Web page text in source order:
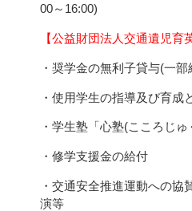
00～16:00)
【公益財団法人交通遺児育
・奨学金の無利子貸与(一部
・使用学生の指導及び育成
・学生塾「心塾(こころじ
・修学支援金の給付
・交通安全推進運動への協
演等